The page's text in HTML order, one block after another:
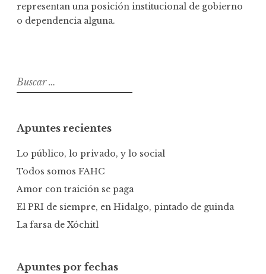
representan una posición institucional de gobierno
o dependencia alguna.
B
u
r
Apuntes recientes
Lo público, lo privado, y lo social
Todos somos FAHC
Amor con traición se paga
El PRI de siempre, en Hidalgo, pintado de guinda
La farsa de Xóchitl
Apuntes por fechas